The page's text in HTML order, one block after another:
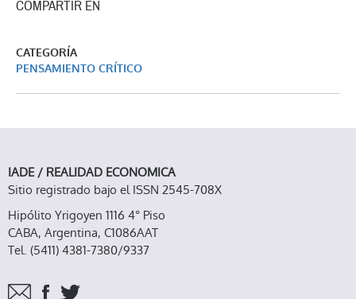
COMPARTIR EN
CATEGORÍA
PENSAMIENTO CRÍTICO
IADE / REALIDAD ECONOMICA
Sitio registrado bajo el ISSN 2545-708X
Hipólito Yrigoyen 1116 4° Piso
CABA, Argentina, C1086AAT
Tel. (5411) 4381-7380/9337